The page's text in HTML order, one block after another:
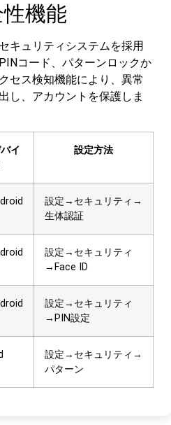
機能
キュリティシステムを採用
コード、パターンロックか
セス検知機能により、異常
し、アカウントを保護しま
イ
設定方法
設定→セキュリティ→
生体認証
設定→セキュリティ
→Face ID
設定→セキュリティ
→PIN設定
設定→セキュリティ→
パターン